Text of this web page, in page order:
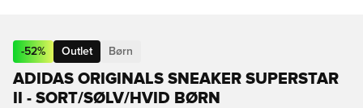
-52% Outlet Børn
ADIDAS ORIGINALS SNEAKER SUPERSTAR
II - SORT/SØLV/HVID BØRN